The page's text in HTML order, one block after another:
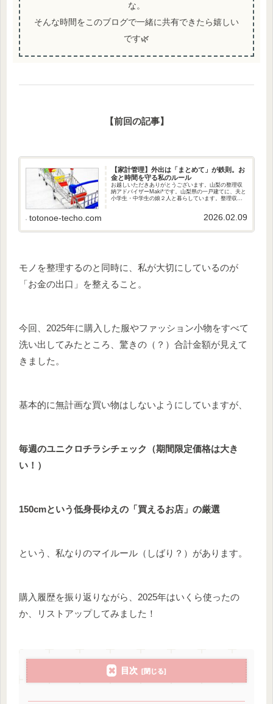
な。
そんな時間をこのブログで一緒に共有できたら嬉しい
です🌿
【前回の記事】
【家計管理】外出は「まとめて」が鉄則。お
金と時間を守る私のルール
お越しいただきありがとうございます。山梨の整理収
納アドバイザーMaki*です。山梨県の一戸建てに、夫と
小学生・中学生の娘２人と暮らしています。整理収納
totonoe-techo.com 2026.02.09
モノを整理するのと同時に、私が大切にしているのが
「お金の出口」を整えること。
今回、2025年に購入した服やファッション小物をすべて
洗い出してみたところ、驚きの（？）合計金額が見えて
きました。
基本的に無計画な買い物はしないようにしていますが、
毎週のユニクロチラシチェック（期間限定価格は大き
い！）
150cmという低身長ゆえの「買えるお店」の厳選
という、私なりのマイルール（しばり？）があります。
購入履歴を振り返りながら、2025年はいくら使ったの
か、リストアップしてみました！
目次